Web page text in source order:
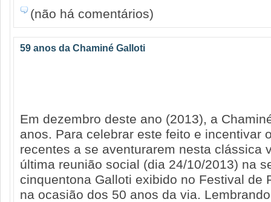
(não há comentários)
59 anos da Chaminé Galloti
Em dezembro deste ano (2013), a
anos. Para celebrar este feito e incentivar
recentes a se aventurarem nesta clássica
última reunião social (dia 24/10/2013) na
cinquentona Galloti exibido no Festival de
na ocasião dos 50 anos da via.